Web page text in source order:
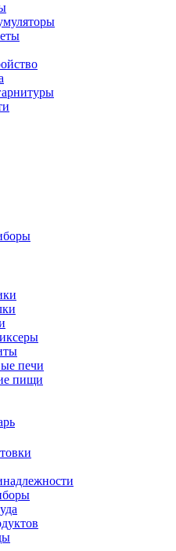
печи
пищи